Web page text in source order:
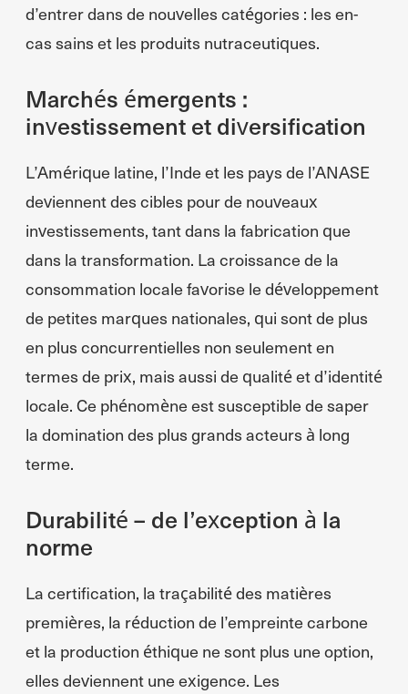
d’entrer dans de nouvelles catégories : les en-
cas sains et les produits nutraceutiques.
Marchés émergents :
investissement et diversification
L’Amérique latine, l’Inde et les pays de l’ANASE
deviennent des cibles pour de nouveaux
investissements, tant dans la fabrication que
dans la transformation. La croissance de la
consommation locale favorise le développement
de petites marques nationales, qui sont de plus
en plus concurrentielles non seulement en
termes de prix, mais aussi de qualité et d’identité
locale. Ce phénomène est susceptible de saper
la domination des plus grands acteurs à long
terme.
Durabilité – de l’exception à la
norme
La certification, la traçabilité des matières
premières, la réduction de l’empreinte carbone
et la production éthique ne sont plus une option,
elles deviennent une exigence. Les